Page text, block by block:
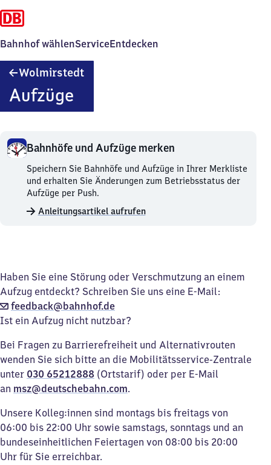
Bahnhof wählenServiceEntdecken
Wolmirstedt
Aufzüge
Bahnhöfe und Aufzüge merken
Bahnhöfe
und
Aufzüge
merken.
Speichern Sie Bahnhöfe und Aufzüge in Ihrer Merkliste
und erhalten Sie Änderungen zum Betriebsstatus der
Aufzüge per Push.
Anleitungsartikel aufrufen
Haben Sie eine Störung oder Verschmutzung an einem
Aufzug entdeckt? Schreiben Sie uns eine E-Mail:
feedback@bahnhof.de
Ist ein Aufzug nicht nutzbar?
Bei Fragen zu Barrierefreiheit und Alternativrouten
wenden Sie sich bitte an die Mobilitätsservice-Zentrale
unter 030 65212888 (Ortstarif) oder per E-Mail
an msz@deutschebahn.com.
Unsere Kolleg:innen sind montags bis freitags von
06:00 bis 22:00 Uhr sowie samstags, sonntags und an
bundeseinheitlichen Feiertagen von 08:00 bis 20:00
Uhr für Sie erreichbar.